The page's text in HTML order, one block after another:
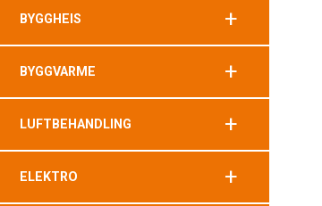
BYGGHEIS +
BYGGVARME +
LUFTBEHANDLING +
ELEKTRO +